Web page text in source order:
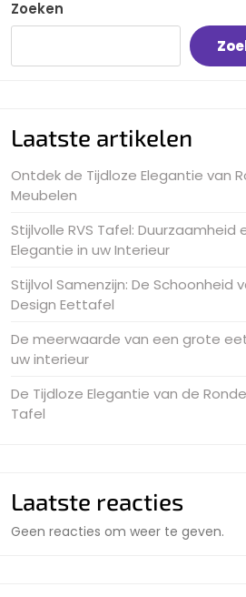
Zoeken
Laatste artikelen
Ontdek de Tijdloze Elegantie van
Meubelen
Stijlvolle RVS Tafel: Duurzaamheid
Elegantie in uw Interieur
Stijlvol Samenzijn: De Schoonheid
Design Eettafel
De meerwaarde van een grote
uw interieur
De Tijdloze Elegantie van de
Tafel
Laatste reacties
Geen reacties om weer te geven.